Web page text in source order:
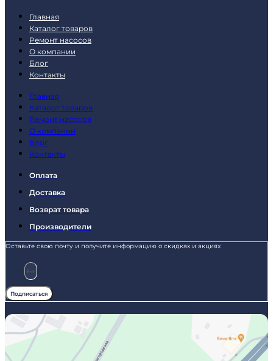
Главная
Каталог товаров
Ремонт насосов
О компании
Блог
Контакты
Главная
Каталог товаров
Ремонт насосов
О компании
Блог
Контакты
Оплата
Доставка
Возврат товара
Производители
Оставьте свою почту и получите информацию о скидках и акциях
Подписаться